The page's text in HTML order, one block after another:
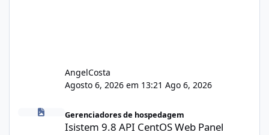
AngelCosta
Agosto 6, 2026 em 13:21 Ago 6, 2026
Isistem 9.8 API CentOS Web Panel
Gerenciadores de hospedagem
Isistem 9.8 API CentOS Web Panel